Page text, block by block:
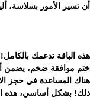
أن تسير الأمور بسلاسة،
هذه الباقة تدعمك بالكامل!
ختم موافقة ضخم، يضمن
هناك المساعدة في حجز
ذلك! بشكل أساسي، هذه